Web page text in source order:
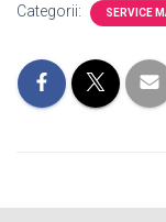
Categorii: SERVICE